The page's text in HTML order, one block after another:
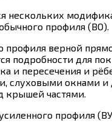
нескольких
профиля (ВО).
профиля верной
подробности для
и пересечения и
слуховыми окнами и
крышей частями.
профиля